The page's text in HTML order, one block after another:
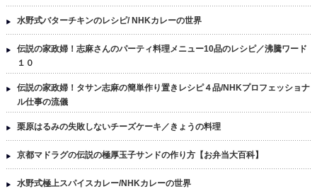
水野式バターチキンのレシピ/ NHKカレーの世界
伝説の家政婦！志麻さんのパーティ料理メニュー10品のレシピ／沸騰ワード
１０
伝説の家政婦！タサン志麻の簡単作り置きレシピ４品/NHKプロフェッショナ
ル仕事の流儀
栗原はるみの失敗しないチーズケーキ／きょうの料理
京都マドラグの伝説の極厚玉子サンドの作り方【お弁当大百科】
水野式極上スパイスカレー/NHKカレーの世界